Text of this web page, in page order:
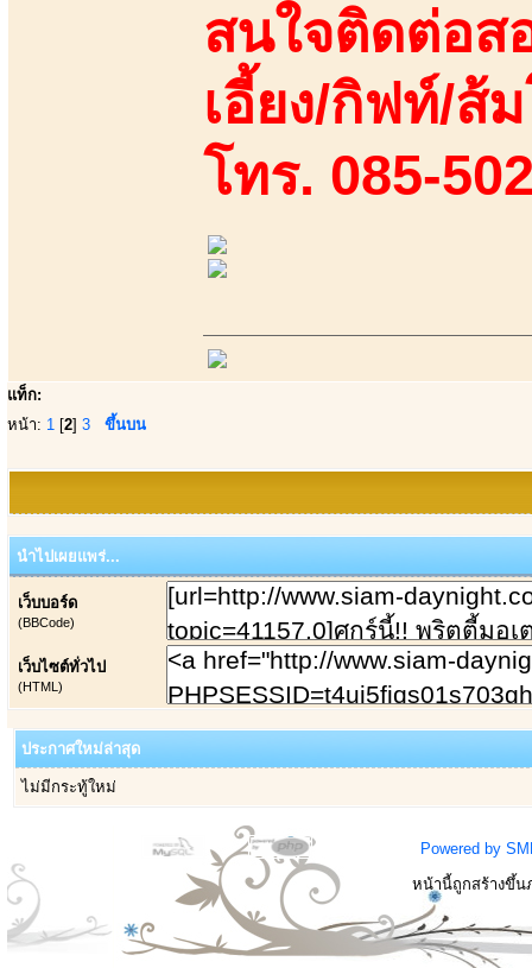
สนใจติดต่อส
เอี้ยง/กิฟท์/ส้
โทร. 085-
แท็ก:
หน้า: 1 [2] 3 ขึ้นบน
นำไปเผยแพร่...
เว็บบอร์ด
(BBCode)
เว็บไซต์ทั่วไป
(HTML)
ประกาศใหม่ล่าสุด
ไม่มีกระทู้ใหม่
Powered by
หน้านี้ถูกสร้างขึ้น